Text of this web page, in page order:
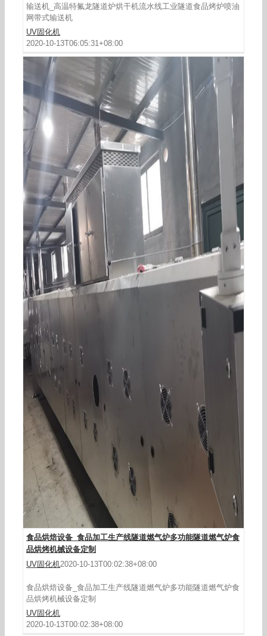
输送机_高温特氟龙隧道炉烘干机流水线工业隧道食品烤炉喷油
网带式输送机
UV固化机
2020-10-13T06:05:31+08:00
食品烘焙设备_食品加工生产线隧道燃气炉多功能隧道燃气炉食
品烘烤机械设备定制
UV固化机2020-10-13T00:02:38+08:00
食品烘焙设备_食品加工生产线隧道燃气炉多功能隧道燃气炉食
品烘烤机械设备定制
UV固化机
2020-10-13T00:02:38+08:00
烘干固化设备_维昇定制食品烘烤隧道炉燃气隧道
炉流水线固化炉高温隧道炉